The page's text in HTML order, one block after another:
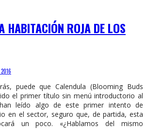
HABITACIÓN ROJA DE LOS
puede que Calendula (Blooming Buds
el primer título sin menú introductorio al
leído algo de este primer intento de
en el sector, seguro que, de partida, esta
un poco. «¿Hablamos del mismo